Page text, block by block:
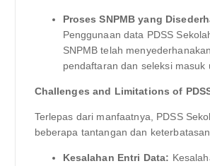
Proses SNPMB yang
Penggunaan data PDSS
SNPMB telah
pendaftaran dan seleksi masuk
Challenges and Limitations of
Terlepas dari manfaatnya, PDSS
beberapa tantangan dan
Kesalahan Entri Data: